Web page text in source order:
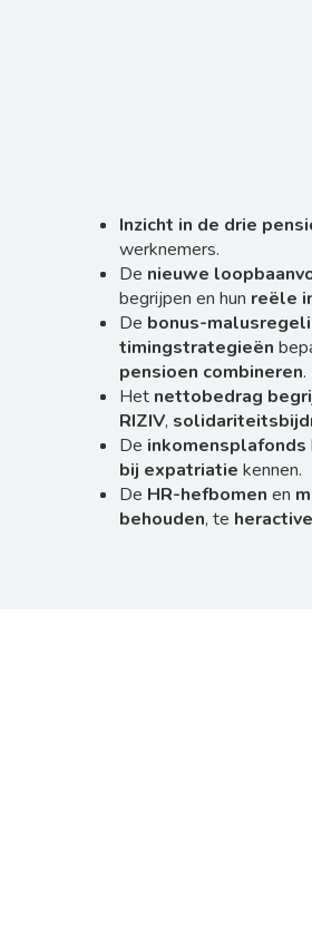
Inzicht in de drie
werknemers.
De nieuwe
begrijpen en hun reële
De bonus-
timingstrategieën
pensioen combineren.
Het nettobedrag
RIZIV,
De inkomensplafonds
bij expatriatie kennen.
De HR-hefbomen en
behouden, te